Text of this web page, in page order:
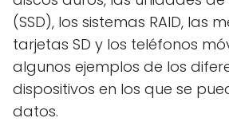
(SSD), los sistemas RAID, las
tarjetas SD y los teléfonos
algunos ejemplos de los
dispositivos en los que se
datos.